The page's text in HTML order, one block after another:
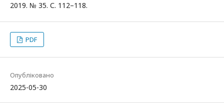
2019. № 35. С. 112–118.
PDF
Опубліковано
2025-05-30